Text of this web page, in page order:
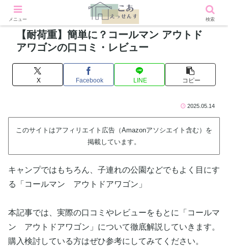
【耐荷重】簡単に？コールマン アウトド
アワゴンの口コミ・レビュー
X Facebook LINE コピー
2025.05.14
このサイトはアフィリエイト広告（Amazonアソシエイト含む）を
掲載しています。
キャンプではもちろん、子連れの公園などでもよく目にす
る「コールマン アウトドアワゴン」
本記事では、実際の口コミやレビューをもとに「コールマ
ン アウトドアワゴン」について徹底解説していきます。
購入検討している方はぜひ参考にしてみてください。
メニュー 検索